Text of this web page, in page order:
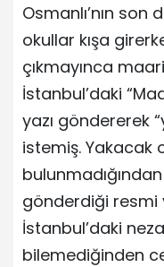
Osmanlı’nın son
okullar kışa
çıkmayınca
İstanbul’daki
yazı göndererek
istemiş. Yakacak
gönderdiği resmi
İstanbul’daki
bilemediğinden